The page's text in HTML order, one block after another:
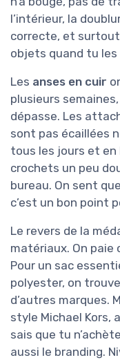
l’intérieur, la
correcte, et surtout
objets quand tu les
Les anses en cuir
plusieurs
dépasse. Les
sont pas écaillées
tous les jours et
crochets un peu
bureau. On sent
c’est un bon point
Le revers de la
matériaux. On paie
Pour un sac
polyester, on
d’autres marques.
style Michael
sais que tu
aussi le branding.